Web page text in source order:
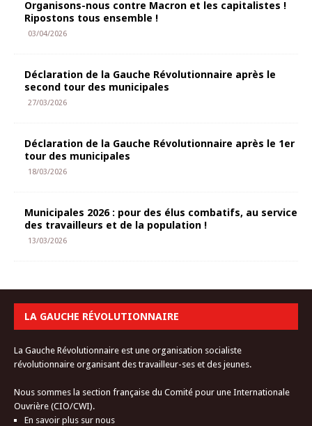
Organisons-nous contre Macron et les capitalistes !
Ripostons tous ensemble !
03/04/2026
Déclaration de la Gauche Révolutionnaire après le
second tour des municipales
27/03/2026
Déclaration de la Gauche Révolutionnaire après le 1er
tour des municipales
18/03/2026
Municipales 2026 : pour des élus combatifs, au service
des travailleurs et de la population !
13/03/2026
LA GAUCHE RÉVOLUTIONNAIRE
La Gauche Révolutionnaire est une organisation socialiste
révolutionnaire organisant des travailleur-ses et des jeunes.
Nous sommes la section française du Comité pour une Internationale
Ouvrière (CIO/CWI).
En savoir plus sur nous